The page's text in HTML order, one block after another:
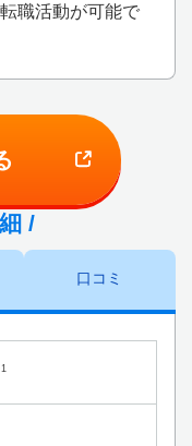
転職活動が可能で
/
口コミ